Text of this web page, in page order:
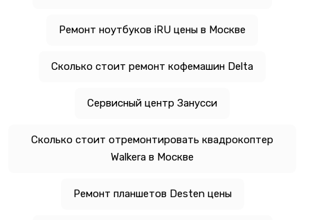
Ремонт ноутбуков iRU цены в Москве
Сколько стоит ремонт кофемашин Delta
Сервисный центр Занусси
Сколько стоит отремонтировать квадрокоптер
Walkera в Москве
Ремонт планшетов Desten цены